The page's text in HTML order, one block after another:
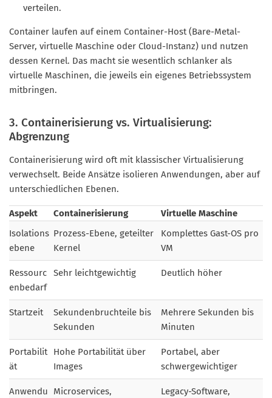
verteilen.
Container laufen auf einem Container-Host (Bare-Metal-
Server, virtuelle Maschine oder Cloud-Instanz) und nutzen
dessen Kernel. Das macht sie wesentlich schlanker als
virtuelle Maschinen, die jeweils ein eigenes Betriebssystem
mitbringen.
3. Containerisierung vs. Virtualisierung:
Abgrenzung
Containerisierung wird oft mit klassischer Virtualisierung
verwechselt. Beide Ansätze isolieren Anwendungen, aber auf
unterschiedlichen Ebenen.
Aspekt Containerisierung
Virtuelle Maschine
Isolations
ebene
Prozess-Ebene, geteilter
Kernel
Komplettes Gast-OS pro
VM
Ressourc
enbedarf
Sehr leichtgewichtig Deutlich höher
Startzeit
Sekundenbruchteile bis
Sekunden
Mehrere Sekunden bis
Minuten
Portabilit
ät
Hohe Portabilität über
Images
Portabel, aber
schwergewichtiger
Anwendu
Microservices,
Legacy-Software,